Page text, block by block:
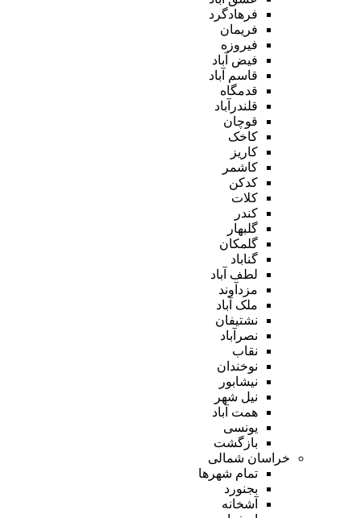
فرهادگرد
فریمان
فیروزه
فیض آباد
قاسم آباد
قدمگاه
قلندرآباد
قوچان
کاخک
کاریز
کاشمر
کدکن
کلات
کندر
گلبهار
گلمکان
گناباد
لطف آباد
مزدآوند
ملک آباد
نشتیفان
نصرآباد
نقاب
نوخندان
نیشابور
نیل شهر
همت آباد
یونسی
بازگشت
خراسان شمالی
تمام شهر‌ها
بجنورد
آشخانه